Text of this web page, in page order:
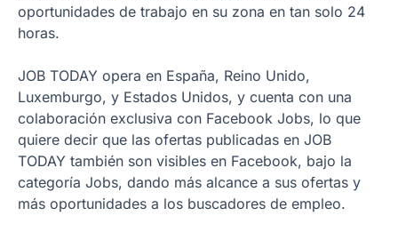
oportunidades de trabajo en su zona en tan solo 24
horas.
JOB TODAY opera en España, Reino Unido,
Luxemburgo, y Estados Unidos, y cuenta con una
colaboración exclusiva con Facebook Jobs, lo que
quiere decir que las ofertas publicadas en JOB
TODAY también son visibles en Facebook, bajo la
categoría Jobs, dando más alcance a sus ofertas y
más oportunidades a los buscadores de empleo.